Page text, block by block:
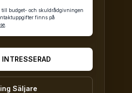
till budget- och skuldrådgivningen
finns på
Säljare